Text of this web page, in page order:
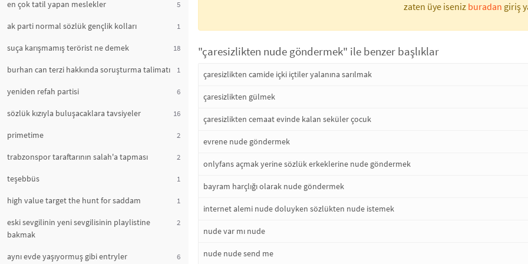
en çok tatil yapan meslekler 5
ak parti normal sözlük gençlik kolları 1
suça karışmamış terörist ne demek 18
burhan can terzi hakkında soruşturma talimatı 1
yeniden refah partisi 6
sözlük kızıyla buluşacaklara tavsiyeler 16
primetime 2
trabzonspor taraftarının salah'a tapması 2
teşebbüs 1
high value target the hunt for saddam 1
eski sevgilinin yeni sevgilisinin playlistine
bakmak
2
aynı evde yaşıyormuş gibi entryler 6
zaten üye iseniz buradan giriş
"çaresizlikten nude göndermek" ile benzer başlıklar
çaresizlikten camide içki içtiler yalanına sarılmak
çaresizlikten gülmek
çaresizlikten cemaat evinde kalan seküler çocuk
evrene nude göndermek
onlyfans açmak yerine sözlük erkeklerine nude göndermek
bayram harçlığı olarak nude göndermek
internet alemi nude doluyken sözlükten nude istemek
nude var mı nude
nude nude send me